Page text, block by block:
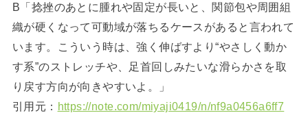
B「捻挫のあとに腫れや固定が長いと、関節包や周囲組
織が硬くなって可動域が落ちるケースがあると言われて
います。こういう時は、強く伸ばすより“やさしく動か
す系”のストレッチや、足首回しみたいな滑らかさを取
り戻す方向が向きやすいよ。」
引用元： https://note.com/miyaji0419/n/nf9a0456a6ff7